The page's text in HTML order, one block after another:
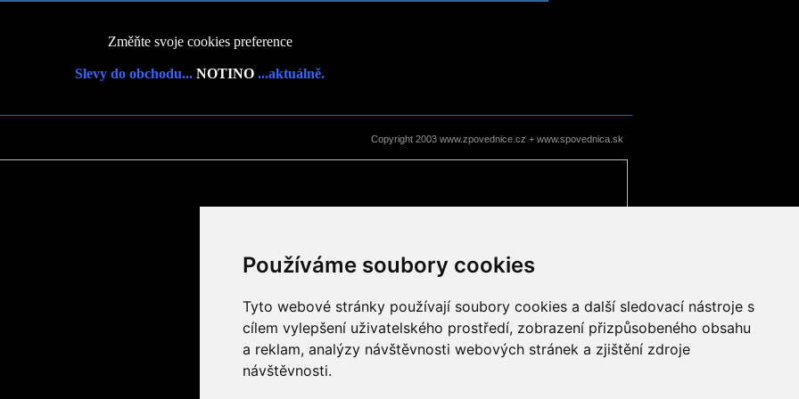
Používáme soubory cookies
Tyto webové stránky používají soubory cookies a další sledovací nástroje s
cílem vylepšení uživatelského prostředí, zobrazení přizpůsobeného obsahu
a reklam, analýzy návštěvnosti webových stránek a zjištění zdroje
návštěvnosti.
Změňte svoje cookies preference
Slevy do obchodu... NOTINO ...aktuálně.
Copyright 2003 www.zpovednice.cz + www.spovednica.sk